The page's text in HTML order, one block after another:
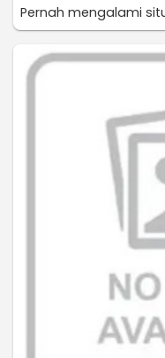
Pernah mengalami